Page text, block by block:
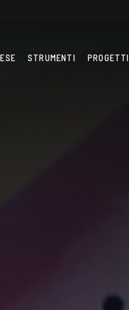
STRUMENTI PROGETTI